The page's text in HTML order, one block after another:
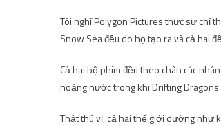
Tôi nghĩ Polygon Pictures thực sự chỉ
Snow Sea đều do họ tạo ra và cả hai
Cả hai bộ phim đều theo chân các
hoảng nước trong khi Drifting
Thật thú vị, cả hai thế giới dường như